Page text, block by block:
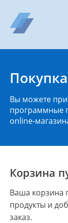
Покупка
Вы можете
программные
online-
Корзина
Ваша корзина
продукты и
заказ.